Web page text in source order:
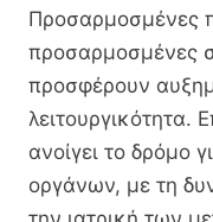
Προσαρμοσμένες
προσαρμοσμένες
προσφέρουν
λειτουργικότητα.
ανοίγει το δρόμο
οργάνων, με τη